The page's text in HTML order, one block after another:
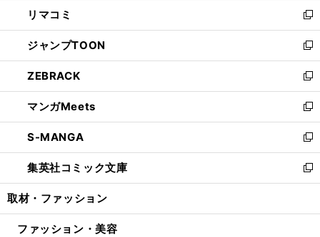
で
開
く
ド
ウ
で
開
く
ィ
ン
ド
ウ
で
開
く
い
ウ
ィ
ン
ド
ウ
で
開
く
リマコミ
新
し
い
ウ
ィ
ン
ド
ウ
で
開
く
ジャンプTOON
新
し
い
ウ
ィ
ン
ド
ウ
で
開
ZEBRACK
新
し
い
ウ
ィ
ン
ド
ウ
開
マンガMeets
新
し
い
ウ
ィ
ン
ウ
S-MANGA
新
し
い
ウ
ン
集英社コミック文庫
新
し
ウ
取材・ファッション
ファッション・美容